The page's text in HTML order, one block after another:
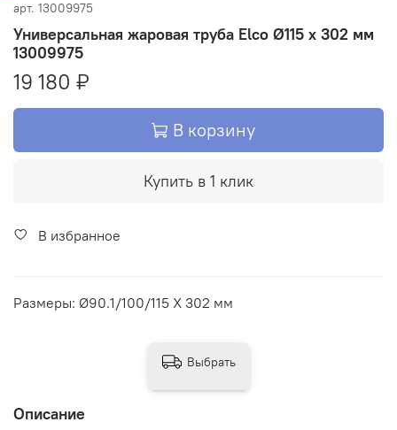
арт. 13009975
Универсальная жаровая труба Elco Ø115 x 302 мм
13009975
19 180 ₽
В корзину
Купить в 1 клик
В избранное
Размеры: Ø90.1/100/115 X 302 мм
Описание
Выбрать